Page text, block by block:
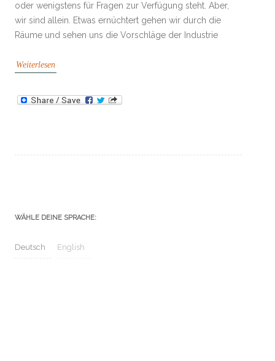
oder wenigstens für Fragen zur Verfügung steht. Aber,
wir sind allein. Etwas ernüchtert gehen wir durch die
Räume und sehen uns die Vorschläge der Industrie
Weiterlesen
WÄHLE DEINE SPRACHE:
Deutsch English